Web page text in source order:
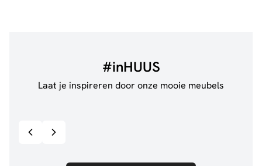
#inHUUS
Laat je inspireren door onze mooie meubels